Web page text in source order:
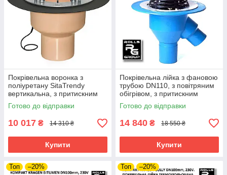
Покрівельна воронка з
поліуретану SitaTrendy
вертикальна, з притискним
фланцем та системою
обігріву (діаметр 110 мм)
Готово до відправки
10 017 ₴ 14 310 ₴
Купити
Покрівельна лійка з фановою
трубою DN110, з повітряним
обігрівом, з притискним
фланцем, Kombi-Gully
Готово до відправки
14 840 ₴ 18 550 ₴
Купити
Топ –20% Топ –20%